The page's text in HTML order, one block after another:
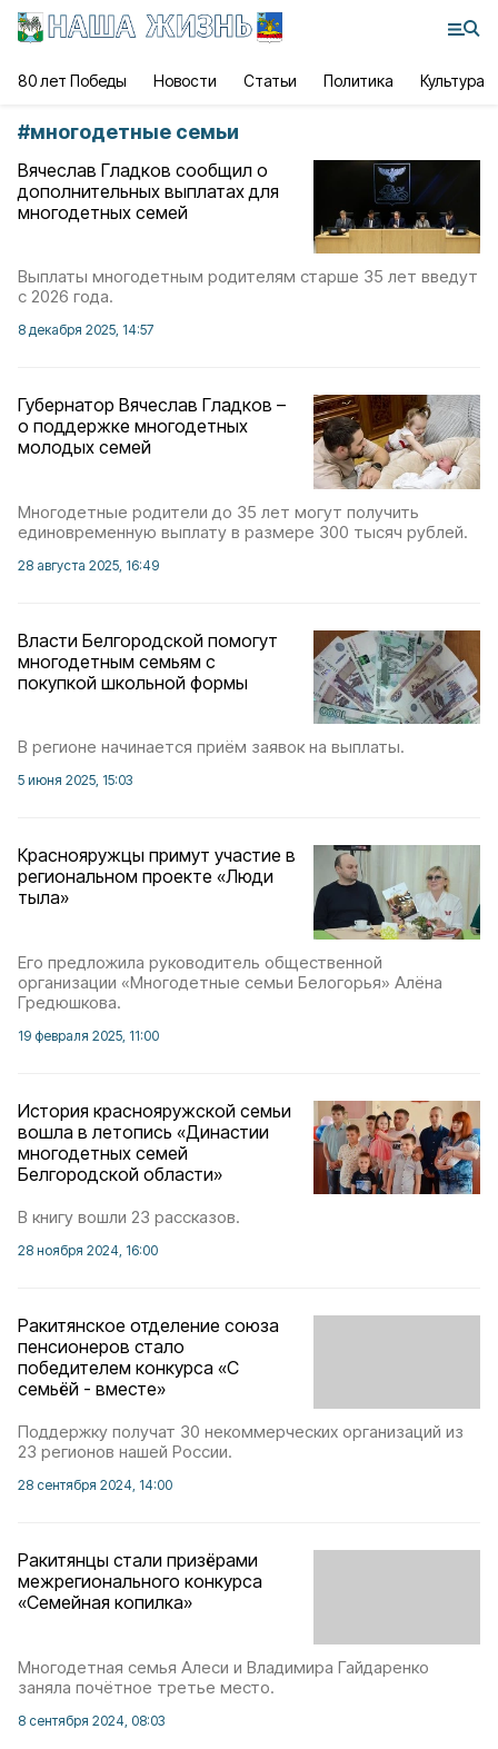
80 лет Победы Новости Статьи Политика Культура
#многодетные семьи
Вячеслав Гладков сообщил о
дополнительных выплатах для
многодетных семей
Выплаты многодетным родителям старше 35 лет введут
с 2026 года.
8 декабря 2025, 14:57
Губернатор Вячеслав Гладков –
о поддержке многодетных
молодых семей
Многодетные родители до 35 лет могут получить
единовременную выплату в размере 300 тысяч рублей.
28 августа 2025, 16:49
Власти Белгородской помогут
многодетным семьям с
покупкой школьной формы
В регионе начинается приём заявок на выплаты.
5 июня 2025, 15:03
Краснояружцы примут участие в
региональном проекте «Люди
тыла»
Его предложила руководитель общественной
организации «Многодетные семьи Белогорья» Алёна
Гредюшкова.
19 февраля 2025, 11:00
История краснояружской семьи
вошла в летопись «Династии
многодетных семей
Белгородской области»
В книгу вошли 23 рассказов.
28 ноября 2024, 16:00
Ракитянское отделение союза
пенсионеров стало
победителем конкурса «С
семьёй - вместе»
Поддержку получат 30 некоммерческих организаций из
23 регионов нашей России.
28 сентября 2024, 14:00
Ракитянцы стали призёрами
межрегионального конкурса
«Семейная копилка»
Многодетная семья Алеси и Владимира Гайдаренко
заняла почётное третье место.
8 сентября 2024, 08:03